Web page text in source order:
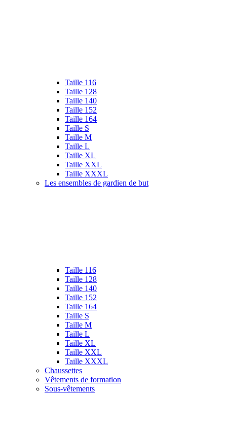
Taille 116
Taille 128
Taille 140
Taille 152
Taille 164
Taille S
Taille M
Taille L
Taille XL
Taille XXL
Taille XXXL
Les ensembles de gardien de but
Taille 116
Taille 128
Taille 140
Taille 152
Taille 164
Taille S
Taille M
Taille L
Taille XL
Taille XXL
Taille XXXL
Chaussettes
Vêtements de formation
Sous-vêtements